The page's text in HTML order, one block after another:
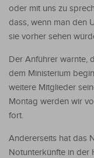
oder mit uns zu
dass, wenn man den
sie vorher sehen
Der Anführer warnte,
dem Ministerium
weitere Mitglieder
Montag werden wir
fort.
Andererseits hat das
Notunterkünfte in der